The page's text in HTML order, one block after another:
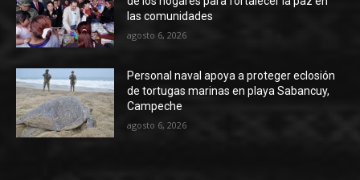
las comunidades
agosto 6, 2026
Personal naval apoya a proteger eclosión
de tortugas marinas en playa Sabancuy,
Campeche
agosto 6, 2026